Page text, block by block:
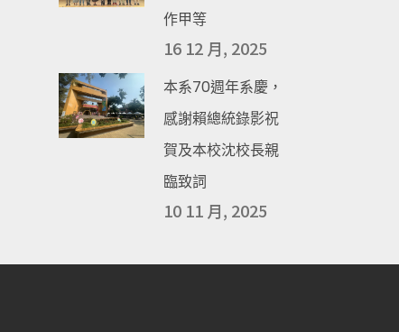
作甲等
16 12 月, 2025
本系70週年系慶，
感謝賴總統錄影祝
賀及本校沈校長親
臨致詞
10 11 月, 2025